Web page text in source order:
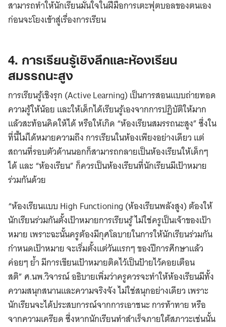
สามารถทำให้นักเรียนมั่นใจในฝีมือการเตะฟุตบอลของตนเอง
ก่อนจะโยงเข้าสู่เรื่องการเรียน
4. การเรียนรู้เชิงลึกและห้องเรียน
สมรรถนะสูง
การเรียนรู้เชิงรุก (Active Learning) เป็นการสอนแบบถ่ายทอด
ความรู้ให้น้อย และให้เด็กได้เรียนรู้เองจากการปฏิบัติให้มาก
แล้วสะท้อนคิดให้ได้ หรือให้เกิด “ห้องเรียนสมรรถนะสูง” ซึ่งใน
ที่นี้ไม่ได้หมายความถึง การเรียนในห้องเพียงอย่างเดียว แต่
สถานที่รอบตัวด้านนอกก็สามารถกลายเป็นห้องเรียนให้เด็กๆ
ได้ และ “ห้องเรียน” ก็ควรเป็นห้องเรียนที่นักเรียนมีเป้าหมาย
ร่วมกันด้วย
“ห้องเรียนแบบ High Functioning (ห้องเรียนพลังสูง) ต้องให้
นักเรียนร่วมกันตั้งเป้าหมายการเรียนรู้ ไม่ใช่ครูเป็นเจ้าของเป้า
หมาย เพราะฉะนั้นครูต้องมีกุศโลบายในการให้นักเรียนร่วมกัน
กำหนดเป้าหมาย จะเริ่มตั้งแต่วันแรกๆ ของปีการศึกษาแล้ว
ค่อยๆ ย้ำ มีการเขียนเป้าหมายติดไว้เป็นป้ายไว้คอยเตือน
สติ” ศ.นพ.วิจารณ์ อธิบายเพิ่มว่าครูควรจะทำให้ห้องเรียนมีทั้ง
ความสนุกสนานและความจริงจัง ไม่ใช่สนุกอย่างเดียว เพราะ
นักเรียนจะได้ประสบการณ์จากการเอาชนะ การท้าทาย หรือ
จากความเครียด ซึ่งหากนักเรียนทำสำเร็จภายใต้สภาวะเช่นนั้น